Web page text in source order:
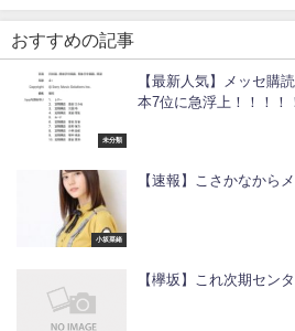
おすすめの記事
未分類
【最新人気】メッセ購
本7位に急浮上！！！！
小坂菜緒
【速報】こさかなから
【欅坂】これ次期センタ